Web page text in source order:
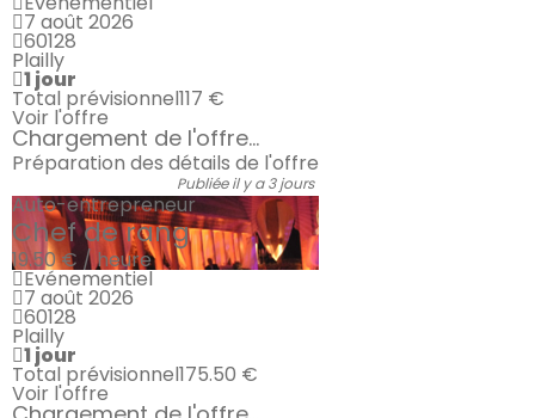
7 août 2026
60128
Plailly
1 jour
Total prévisionnel117 €
Voir l'offre
Chargement de l'offre...
Préparation des détails de l'offre
Publiée il y a 3 jours
Auto-entrepreneur
Chef de rang
19.50 € / heure
Evénementiel
7 août 2026
60128
Plailly
1 jour
Total prévisionnel175.50 €
Voir l'offre